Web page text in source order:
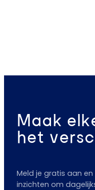
Maak
het
Meld je gratis aan
inzichten om